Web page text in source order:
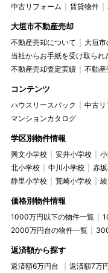
中古リフォーム
賃貸物件
大垣市不動産売却
不動産売却について
大垣市
当社からお手紙を受け取られ
不動産売却査定実績
不動産
コンテンツ
ハウスリースバック 中古リ
マンションカタログ
学区別物件情報
興文小学校 安井小学校
北小学校
中川小学校 赤
静里小学校
荒崎小学校
価格別物件情報
1000万円以下の物件一覧
2000万円台の物件一覧
返済額から探す
返済額6万円台 返済額7万